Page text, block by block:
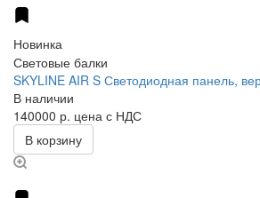
Новинка
Световые балки
SKYLINE AIR S Светодиодная панель,
В наличии
140000 р. цена с НДС
В корзину